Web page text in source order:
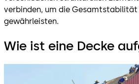
verbinden, um die Gesamtstabilität
gewährleisten.
Wie ist eine Decke